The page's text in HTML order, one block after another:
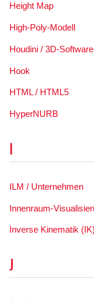
Height Map
High-Poly-Modell
Houdini / 3D-Software
Hook
HTML / HTML5
HyperNURB
I
ILM / Unternehmen
Innenraum-
Inverse Kinematik (IK)
J